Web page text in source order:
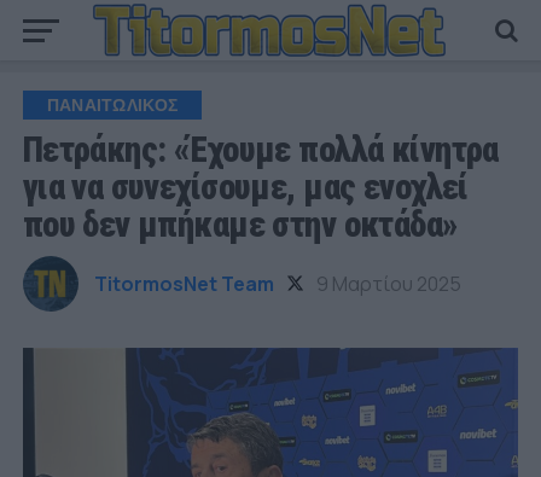
ΠΑΝΑΙΤΩΛΙΚΟΣ
Πετράκης: «Έχουμε πολλά κίνητρα
για να συνεχίσουμε, μας ενοχλεί
που δεν μπήκαμε στην οκτάδα»
TitormosNet Team 9 Μαρτίου 2025